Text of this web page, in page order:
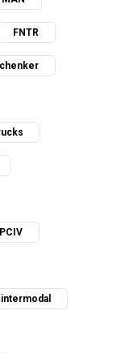
FNTR
intermodal